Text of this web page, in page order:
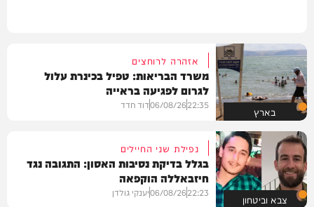
בארץ
אזהרה לרוחצים
משרד הבריאות: טפיל בכינרת עלול
לגרום לפגיעה בראייה
22:35
06/08/26דוד חדד
צבא וביטחון
נפילת שני החיילים
בגלל בדיקת נסיבות האסון: התגובה נגד
חיזבאללה הוקפאה
22:23
06/08/26יענקי גולדן